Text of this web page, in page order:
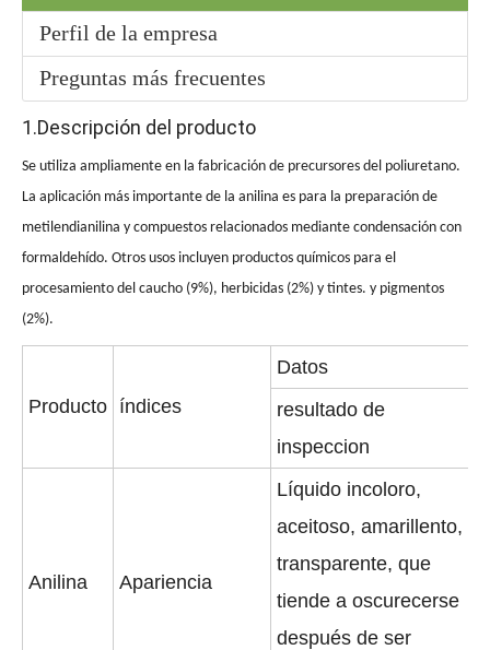
Acetato de vinilo de fábrica de grado industrial en polvo
Perfil de la empresa
Preguntas más frecuentes
1.Descripción del producto
Se utiliza ampliamente en la fabricación de precursores del poliuretano.
La aplicación más importante de la anilina es para la preparación de
metilendianilina y compuestos relacionados mediante condensación con
formaldehído. Otros usos incluyen productos químicos para el
procesamiento del caucho (9%), herbicidas (2%) y tintes. y pigmentos
(2%).
Producto índices
Datos
resultado de
inspeccion
Anilina Apariencia
Líquido incoloro,
aceitoso, amarillento,
transparente, que
tiende a oscurecerse
después de ser